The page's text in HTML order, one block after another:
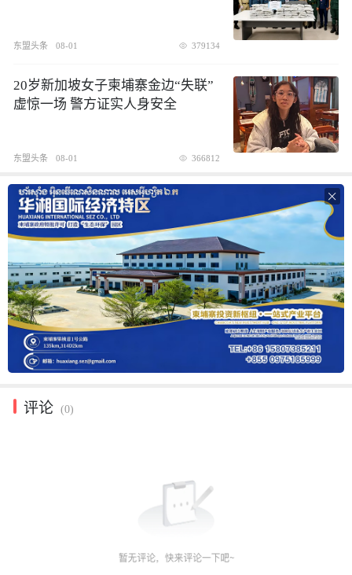
东盟头条 08-01 379134
20岁新加坡女子柬埔寨金边“失联”
虚惊一场 警方证实人身安全
东盟头条 08-01 366812

评论 (0)